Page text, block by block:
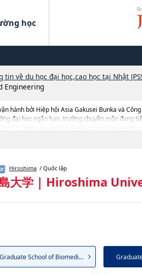
học
tin về du học đại học,cao học tại Nhật
Engineering
hành bởi Hiệp hội Asia Gakusei Bunka và
đại học ngắn hạn, trường chuyên môn đang
các thông tin chi tiết về Hiroshima
】, thông tin về từng khoa nghiên cứu,
Hiroshima / Quốc lập
大学 | Hiroshima
Graduate School of Biomedical...